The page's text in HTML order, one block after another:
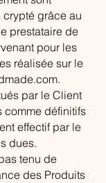
grâce au
prestataire de
pour les
réalisée sur le
par le Client
comme définitifs
effectif par le
dues.
tenu de
des Produits